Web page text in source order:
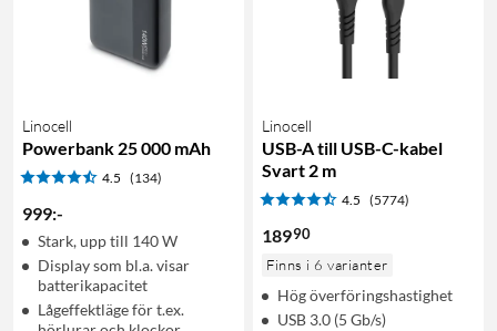
Linocell
Powerbank 25 000 mAh
4.5 (134)
999:-
Stark, upp till 140 W
Display som bl.a. visar
batterikapacitet
Lågeffektläge för t.ex.
Linocell
USB-A till USB-C-kabel
Svart 2 m
4.5 (5774)
18990
Finns i 6 varianter
Hög överföringshastighet
USB 3.0 (5 Gb/s)